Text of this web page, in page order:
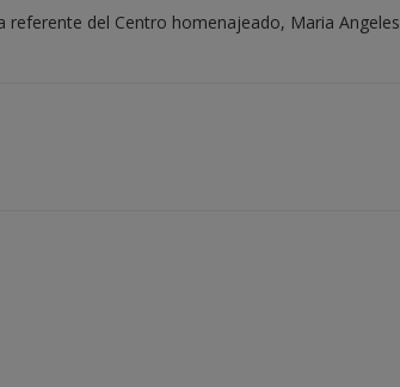
referente del Centro homenajeado, Maria Angeles